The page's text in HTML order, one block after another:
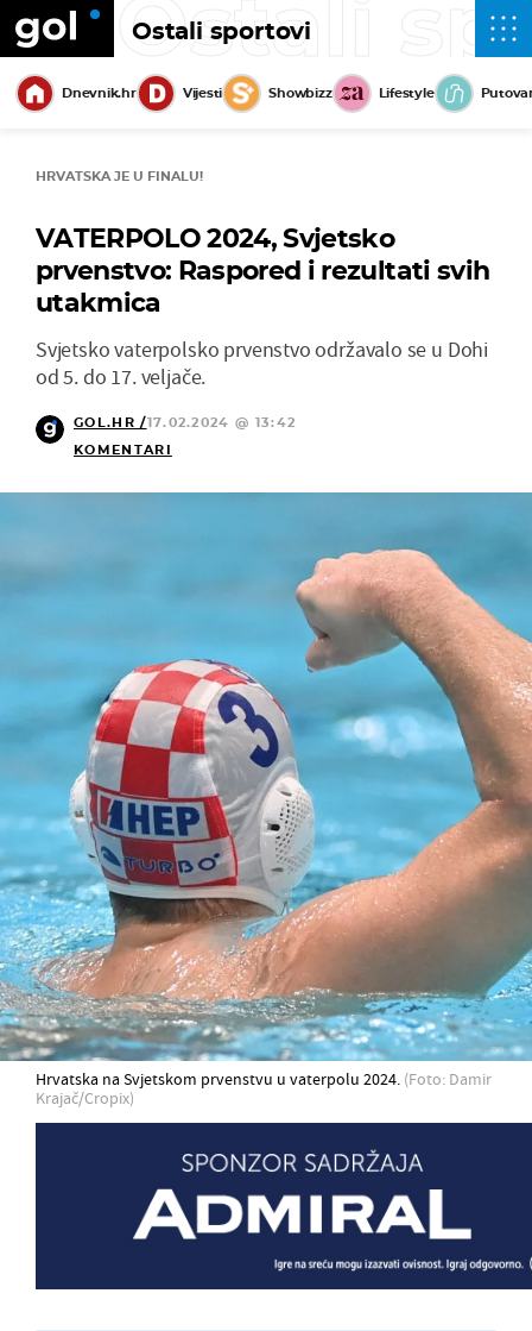
Ostali sportovi
Ostali
Dnevnik.hr Vijesti Showbizz Lifestyle
HRVATSKA JE U FINALU!
VATERPOLO 2024, Svjetsko
prvenstvo: Raspored i rezultati svih
utakmica
Svjetsko vaterpolsko prvenstvo održavalo se u Dohi
od 5. do 17. veljače.
GOL.HR /17.02.2024 @ 13:42
KOMENTARI
Hrvatska na Svjetskom prvenstvu u vaterpolu 2024. (Foto: Damir
Krajač/Cropix)